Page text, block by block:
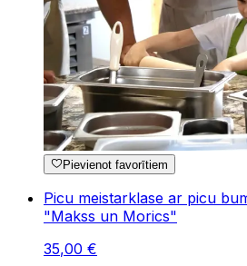
Pievienot favorītiem
Picu meistarklase ar picu
"Makss un Morics"
35,00 €